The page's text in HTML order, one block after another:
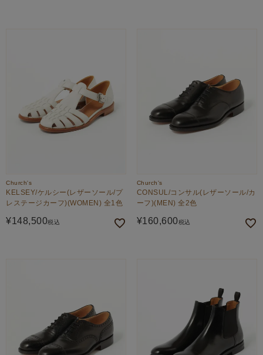
Church's
KELSEY/ケルシー(レザーソール/プ
レステージカーフ)(WOMEN) 全1色
¥148,500税込
Church's
CONSUL/コンサル(レザーソール/カ
ーフ)(MEN) 全2色
¥160,600税込